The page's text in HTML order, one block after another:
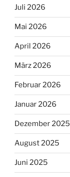
Juli 2026
Mai 2026
April 2026
März 2026
Februar 2026
Januar 2026
Dezember 2025
August 2025
Juni 2025